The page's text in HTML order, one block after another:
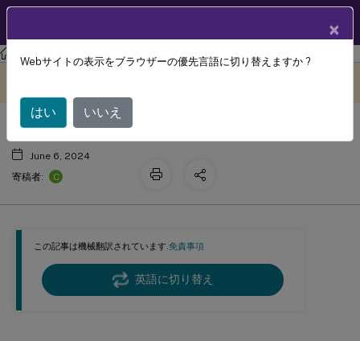
ストアフロント StoreFront 2402
この記事は機械翻訳されています.免責事項
英語に切り替え
ストアの削除
June 6, 2024
寄稿者:
C
×
Webサイトの表示をブラウザーの優先言語に切り替えますか ?
はい いいえ